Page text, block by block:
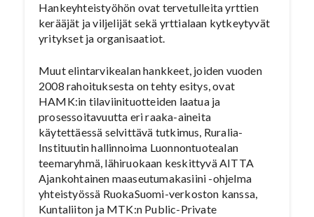
Hankeyhteistyöhön ovat tervetulleita yrttien
kerääjät ja viljelijät sekä yrttialaan kytkeytyvät
yritykset ja organisaatiot.
Muut elintarvikealan hankkeet, joiden vuoden
2008 rahoituksesta on tehty esitys, ovat
HAMK:in tilaviinituotteiden laatua ja
prosessoitavuutta eri raaka-aineita
käytettäessä selvittävä tutkimus, Ruralia-
Instituutin hallinnoima Luonnontuotealan
teemaryhmä, lähiruokaan keskittyvä AITTA
Ajankohtainen maaseutumakasiini -ohjelma
yhteistyössä RuokaSuomi-verkoston kanssa,
Kuntaliiton ja MTK:n Public-Private